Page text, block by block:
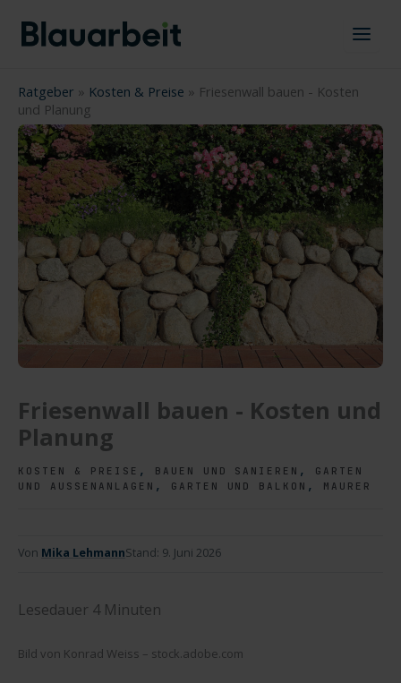
Inhalt
springen
Ratgeber » Kosten & Preise » Friesenwall bauen - Kosten
und Planung
Friesenwall bauen - Kosten und
Planung
KOSTEN & PREISE , BAUEN UND SANIEREN ,
GARTEN
UND AUSSENANLAGEN
, GARTEN UND BALKON , MAURER
Von Mika LehmannStand: 9. Juni 2026
Lesedauer 4 Minuten
Bild von Konrad Weiss – stock.adobe.com